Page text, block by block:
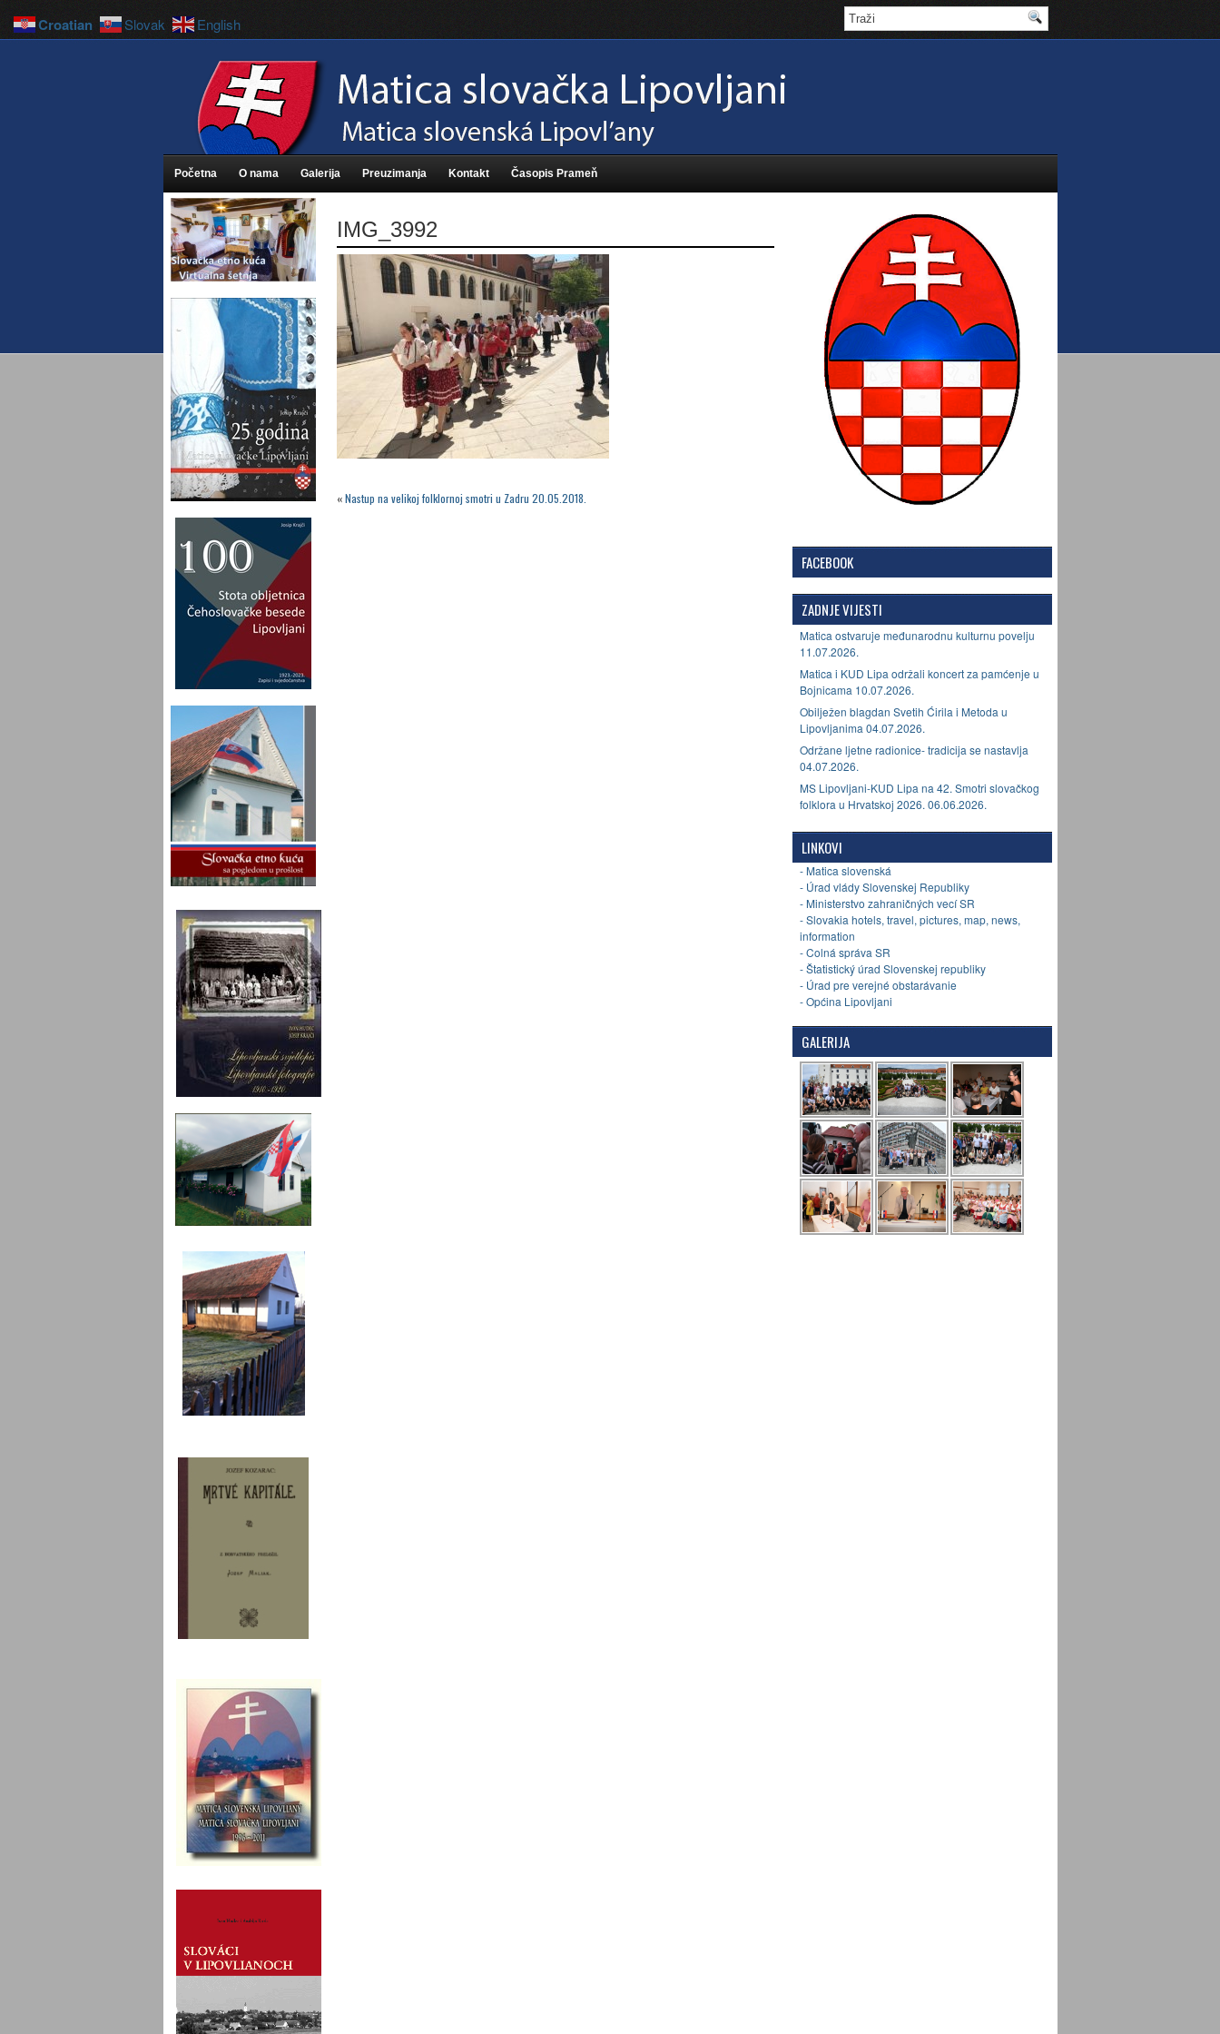
Početna O nama Galerija Preuzimanja Kontakt Časopis Prameň
IMG_3992
«Nastup na velikoj folklornoj smotri u Zadru 20.05.2018.
FACEBOOK
ZADNJE VIJESTI
Matica ostvaruje međunarodnu kulturnu povelju
11.07.2026.
Matica i KUD Lipa održali koncert za pamćenje u
Bojnicama 10.07.2026.
Obilježen blagdan Svetih Ćirila i Metoda u
Lipovljanima 04.07.2026.
Održane ljetne radionice- tradicija se nastavlja
04.07.2026.
MS Lipovljani-KUD Lipa na 42. Smotri slovačkog
folklora u Hrvatskoj 2026. 06.06.2026.
LINKOVI
- Matica slovenská
- Úrad vlády Slovenskej Republiky
- Ministerstvo zahraničných vecí SR
- Slovakia hotels, travel, pictures, map, news,
information
- Colná správa SR
- Štatistický úrad Slovenskej republiky
- Úrad pre verejné obstarávanie
- Općina Lipovljani
GALERIJA
Croatian Slovak English